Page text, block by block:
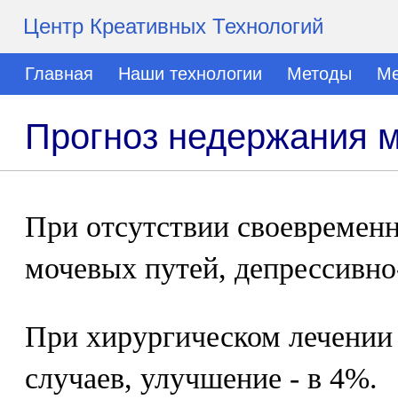
Центр Креативных Технологий
Главная Наши технологии Методы
Прогноз недержания
При отсутствии
мочевых путей,
При хирургическом
случаев, улучшение - в 4%.